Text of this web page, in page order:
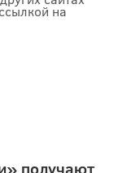
на
получают